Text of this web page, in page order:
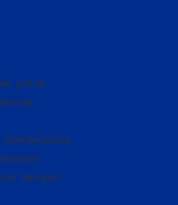
untuk
dengan